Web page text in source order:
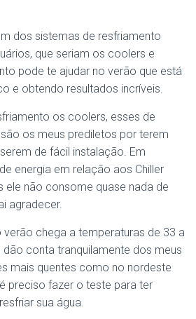
dos sistemas de resfriamento
que seriam os coolers e
pode te ajudar no verão que está
e obtendo resultados incríveis.
os coolers, esses de
os meus prediletos por terem
de fácil instalação. Em
energia em relação aos Chiller
ele não consome quase nada de
agradecer.
verão chega a temperaturas de 33 a
conta tranquilamente dos meus
mais quentes como no nordeste
preciso fazer o teste para ter
sua água.